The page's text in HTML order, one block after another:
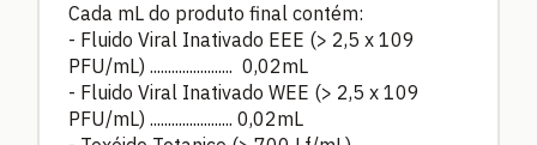
Cada mL do produto final contém:
- Fluido Viral Inativado EEE (> 2,5 x 109
PFU/mL) ....................... 0,02mL
- Fluido Viral Inativado WEE (> 2,5 x 109
PFU/mL) ....................... 0,02mL